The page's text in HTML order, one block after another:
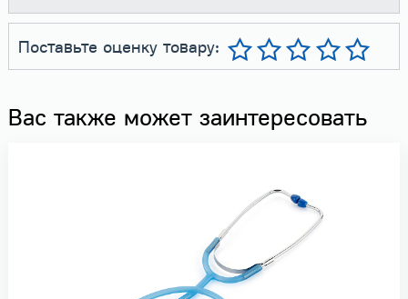
Поставьте оценку товару:
Вас также может заинтересовать